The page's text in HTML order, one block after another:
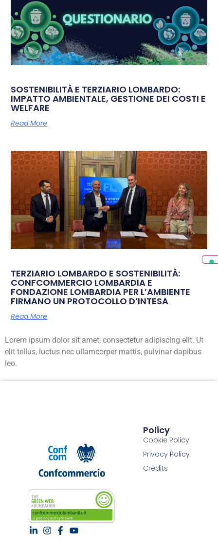
SOSTENIBILITÀ E TERZIARIO LOMBARDO:
IMPATTO AMBIENTALE, GESTIONE DEI COSTI E
WELFARE
Read More
TERZIARIO LOMBARDO E SOSTENIBILITÀ:
CONFCOMMERCIO LOMBARDIA E
FONDAZIONE LOMBARDIA PER L’AMBIENTE
FIRMANO UN PROTOCOLLO D’INTESA
Read More
Lorem ipsum dolor sit amet, consectetur adipiscing elit. Ut
elit tellus, luctus nec ullamcorper mattis, pulvinar dapibus
leo.
Policy
Cookie Policy
Privacy Policy
Credits